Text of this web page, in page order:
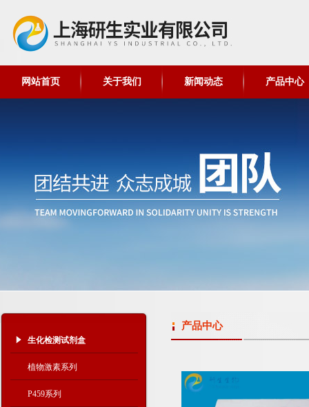
网站首页 关于我们 新闻动态 产品中心
生化检测试剂盒
植物激素系列
P459系列
产品中心